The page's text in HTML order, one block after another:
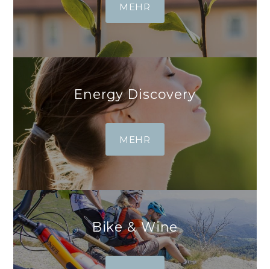
MEHR
Energy Discovery
MEHR
Bike & Wine